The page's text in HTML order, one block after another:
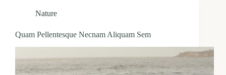
Nature
Quam Pellentesque Necnam Aliquam Sem